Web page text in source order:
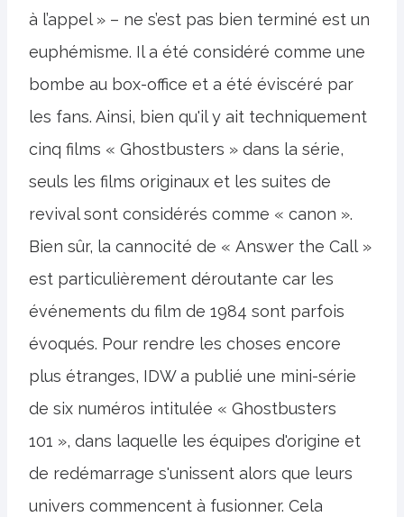
à l’appel » – ne s’est pas bien terminé est un
euphémisme. Il a été considéré comme une
bombe au box-office et a été éviscéré par
les fans. Ainsi, bien qu'il y ait techniquement
cinq films « Ghostbusters » dans la série,
seuls les films originaux et les suites de
revival sont considérés comme « canon ».
Bien sûr, la cannocité de « Answer the Call »
est particulièrement déroutante car les
événements du film de 1984 sont parfois
évoqués. Pour rendre les choses encore
plus étranges, IDW a publié une mini-série
de six numéros intitulée « Ghostbusters
101 », dans laquelle les équipes d'origine et
de redémarrage s'unissent alors que leurs
univers commencent à fusionner. Cela